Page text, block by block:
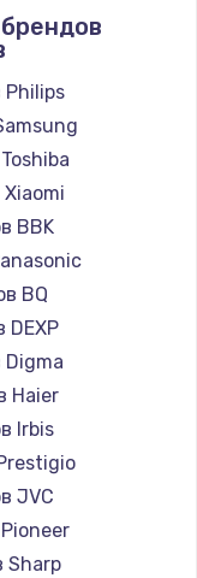
NFC
Philips
BBK
BQ
DEXP
Digma
Haier
Irbis
JVC
Sharp